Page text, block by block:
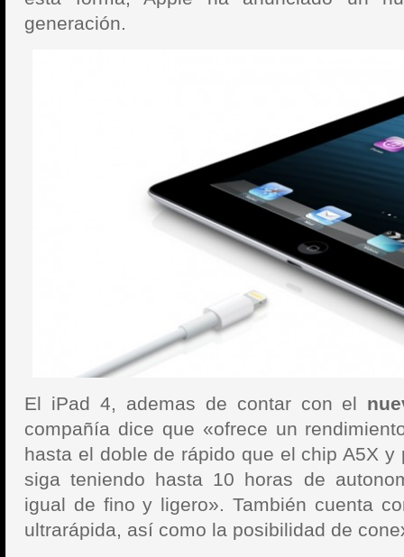
generación.
El iPad 4, ademas de contar con el
compañía dice que «ofrece un
hasta el doble de rápido que el chip A5X y
siga teniendo hasta 10 horas de
igual de fino y ligero». También cuenta
ultrarápida, así como la posibilidad de